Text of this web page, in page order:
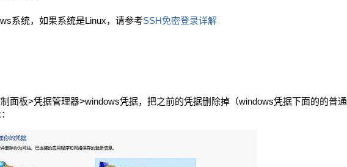
系统，如果系统是Linux，请参考SSH免密登录详解
面板>凭据管理器>windows凭据，把之前的凭据删除掉（windows凭据下面的的普通